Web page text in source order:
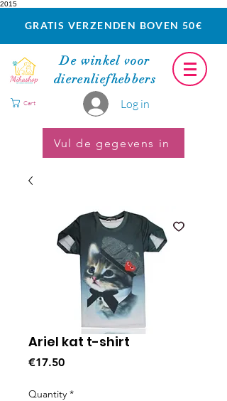
2015
GRATIS VERZENDEN BOVEN 50€
De winkel voor
dierenliefhebbers
Log in
Cart
Vul de gegevens in
Ariel kat t-shirt
€17.50Price
Quantity *